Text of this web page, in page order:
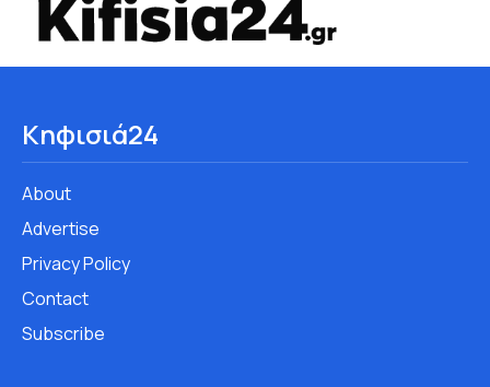
Κηφισιά24
About
Advertise
Privacy Policy
Contact
Subscribe